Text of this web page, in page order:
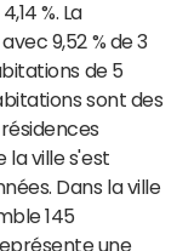
%. La
9,52 % de 3
de 5
sont des
la ville s'est
Dans la ville
145
une